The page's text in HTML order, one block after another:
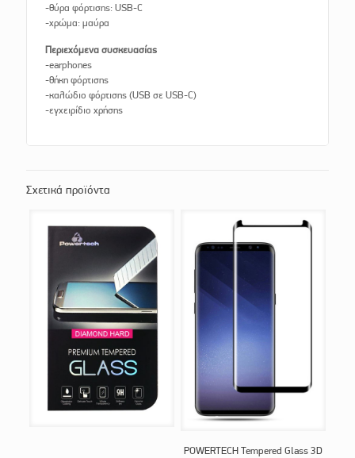
-θύρα φόρτισης: USB-C
-χρώμα: μαύρα
Περιεχόμενα συσκευασίας
-earphones
-θήκη φόρτισης
-καλώδιο φόρτισης (USB σε USB-C)
-εγχειρίδιο χρήσης
Σχετικά προϊόντα
POWERTECH Tempered Glass 3D